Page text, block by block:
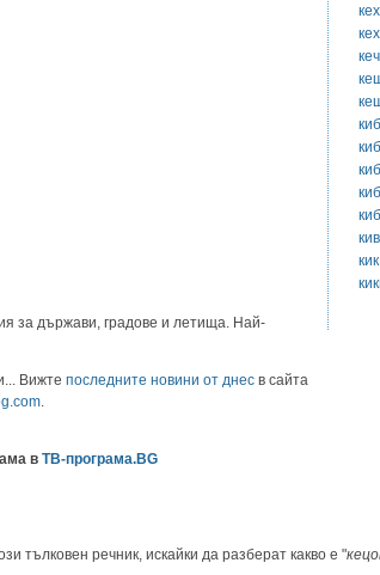
за държави, градове и летища. Най-
Вижте последните новини от днес в сайта
в ТВ-програма.BG
кик
тълковен речник, искайки да разберат какво е "